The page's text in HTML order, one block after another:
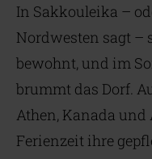
In Sakkouleika –
Nordwesten sagt –
bewohnt, und im
brummt das Dorf.
Athen, Kanada
Ferienzeit ihre